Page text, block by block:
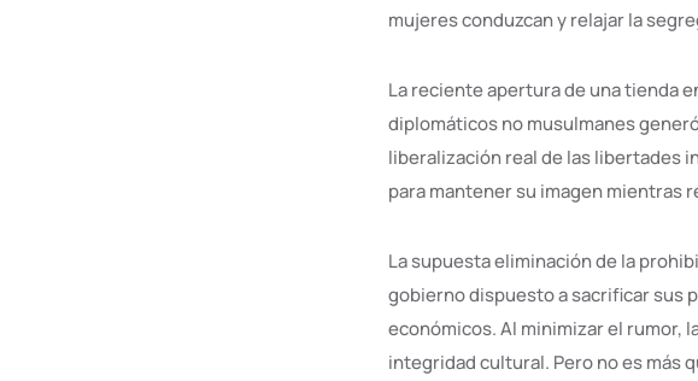
mujeres conduzcan y relajar la
La reciente apertura de una tienda
diplomáticos no musulmanes
liberalización real de las libertades
para mantener su imagen mientras
La supuesta eliminación de la
gobierno dispuesto a sacrificar sus
económicos. Al minimizar el rumor,
integridad cultural. Pero no es más